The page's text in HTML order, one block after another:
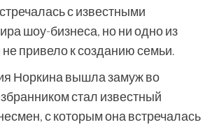
с известными
шоу-бизнеса, но ни одно из
привело к созданию семьи.
Норкина вышла замуж во
стал известный
с которым она встречалась